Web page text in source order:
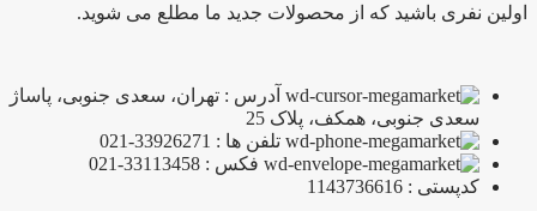
اولین نفری باشید که از محصولات جدید ما مطلع می شوید.
آدرس : تهران، سعدی جنوبی، پاساژ
سعدی جنوبی، همکف، پلاک 25
تلفن ها : 33926271-021
فکس : 33113458-021
کدپستی : 1143736616